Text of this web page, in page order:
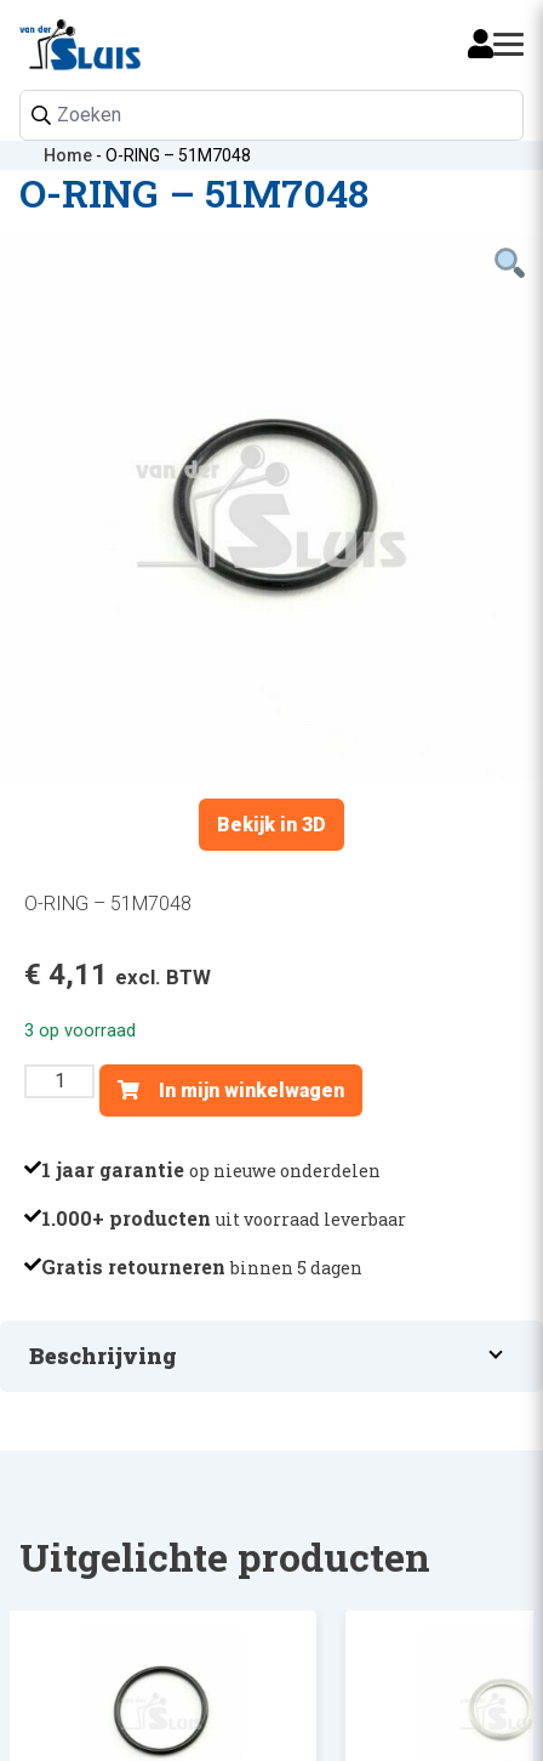
Mijn
Home - O-RING – 51M7048
O-RING – 51M7048
Bekijk in 3D
O-RING – 51M7048
€ 4,11 excl. BTW
3 op voorraad
RING
51M7048
In mijn winkelwagen
1 jaar garantie op nieuwe onderdelen
1.000+ producten uit voorraad leverbaar
Gratis retournerenbinnen 5 dagen
Beschrijving
Uitgelichte producten